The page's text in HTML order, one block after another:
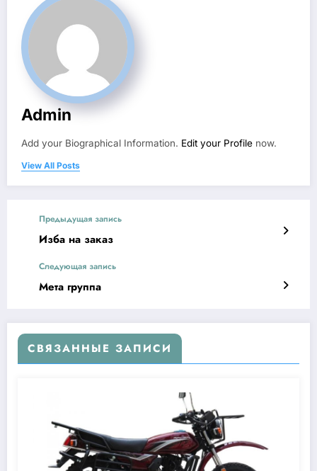
Admin
Add your Biographical Information. Edit your Profile now.
View All Posts
Предыдущая запись
Изба на заказ
Следующая запись
Мета группа
СВЯЗАННЫЕ ЗАПИСИ